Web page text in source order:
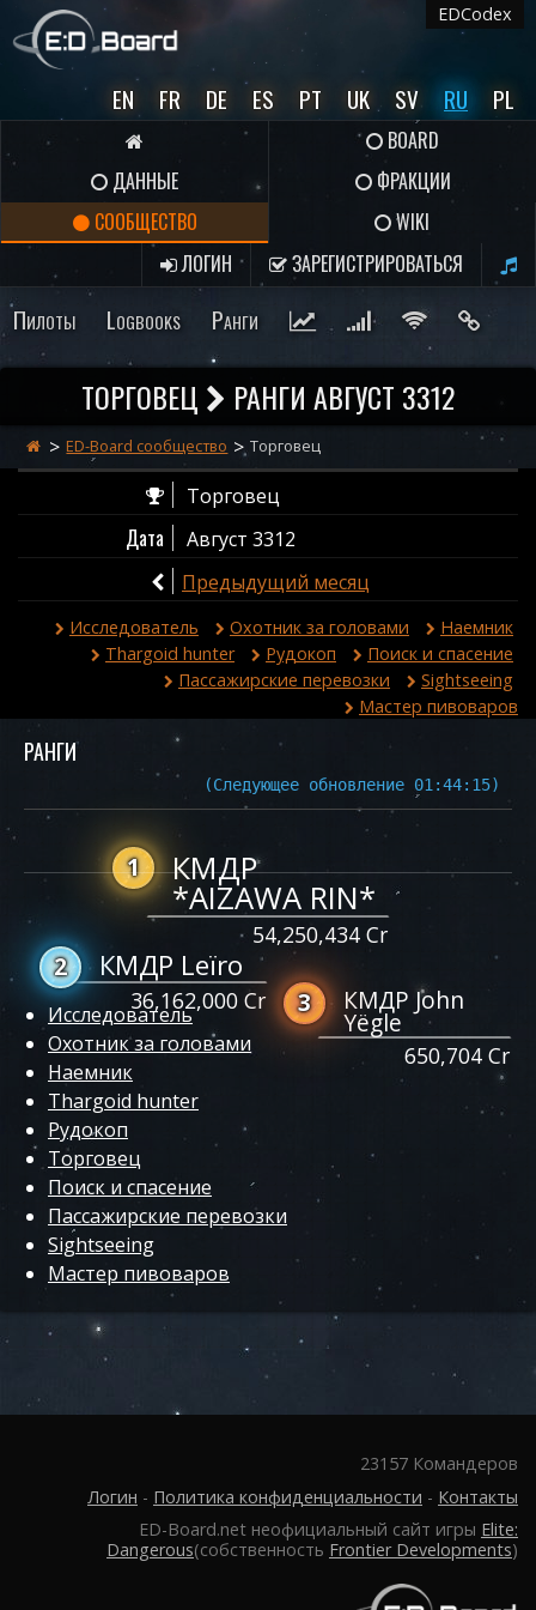
EDCodex
EN FR DE ES PT UK SV RU PL
BOARD
ДАННЫЕ
ФРАКЦИИ
СООБЩЕСТВО
WIKI
ЛОГИН
ЗАРЕГИСТРИРОВАТЬСЯ
Пилоты Logbooks Ранги
ТОРГОВЕЦ РАНГИ АВГУСТ 3312
ED-Board сообщество Торговец
Торговец
Дата
Август 3312
Предыдущий месяц
Исследователь Охотник за головами
Наемник
Thargoid hunter
Рудокоп
Поиск и спасение
Пассажирские перевозки
Sightseeing
Мастер пивоваров
РАНГИ
(Следующее обновление 01:44:15)
1 КМДР
*AIZAWA RIN*
54,250,434 Cr
2 КМДР Leïro
36,162,000 Cr 3 КМДР John
Yëgle
650,704 Cr
Исследователь
Охотник за головами
Наемник
Thargoid hunter
Рудокоп
Торговец
Поиск и спасение
Пассажирские перевозки
Sightseeing
Мастер пивоваров
23157 Командеров
Логин - Политика конфиденциальности - Контакты
ED-Board.net неофициальный сайт игры Elite:
Dangerous(собственность Frontier Developments)